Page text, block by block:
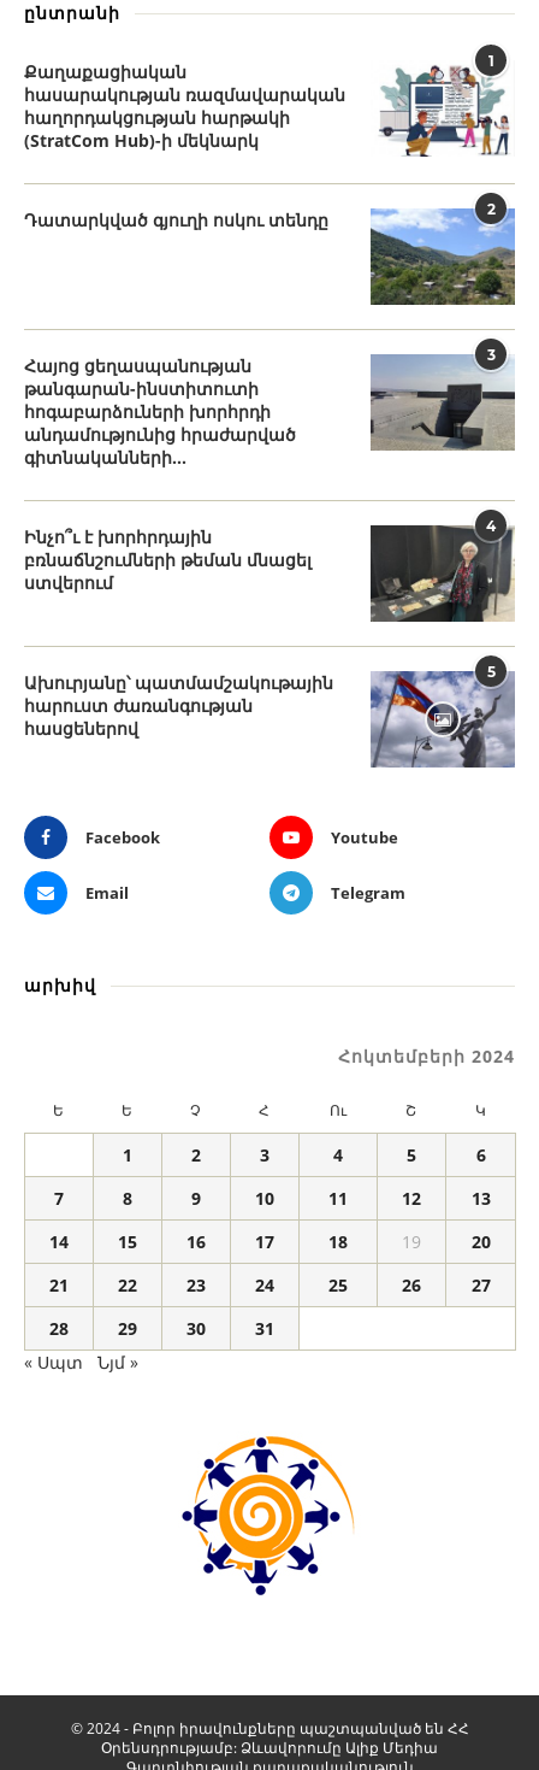
ընտրանի
1
Քաղաքացիական
հասարակության ռազմավարական
հաղորդակցության հարթակի
(StratCom Hub)-ի մեկնարկ
2
Դատարկված գյուղի ոսկու տենդը
3
Հայոց ցեղասպանության
թանգարան-ինստիտուտի
հոգաբարձուների խորհրդի
անդամությունից հրաժարված
գիտնականների...
4
Ինչո՞ւ է խորհրդային
բռնաճնշումների թեման մնացել
ստվերում
5
Ախուրյանը՝ պատմամշակութային
հարուստ ժառանգության
հասցեներով
Facebook Youtube
Email Telegram
արխիվ
Հոկտեմբերի 2024
Ե Ե Չ Հ Ու Շ Կ
1 2 3 4 5
6
7
8 9 10 11 12
13
14
15 16 17 18 19
20
21
22 23 24 25 26
27
28
29 30
31
« Սպտ
Նյմ »
© 2024 - Բոլոր իրավունքները պաշտպանված են ՀՀ
Օրենսդրությամբ: Ձևավորումը Ալիք Մեդիա